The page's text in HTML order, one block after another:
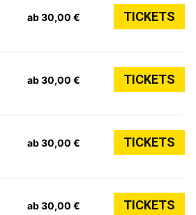
ab 30,00 € TICKETS
ab 30,00 € TICKETS
ab 30,00 € TICKETS
ab 30,00 € TICKETS